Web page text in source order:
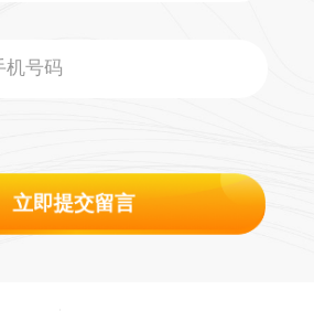
立即提交留言